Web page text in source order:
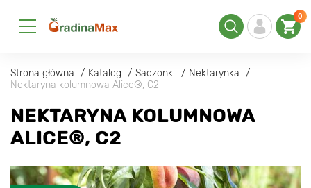
0
Strona główna Katalog Sadzonki
Nektarynka
Nektaryna kolumnowa Alice®, C2
NEKTARYNA KOLUMNOWA
ALICE®, C2